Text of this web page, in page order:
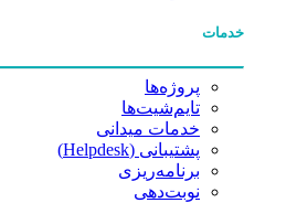
خدمات
پروژه‌ها
تایم‌شیت‌ها
خدمات میدانی
پشتیبانی (Helpdesk)
برنامه‌ریزی
نوبت‌دهی